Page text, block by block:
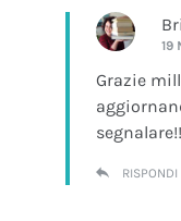
19
Grazie
segnalare!!
RISPONDI